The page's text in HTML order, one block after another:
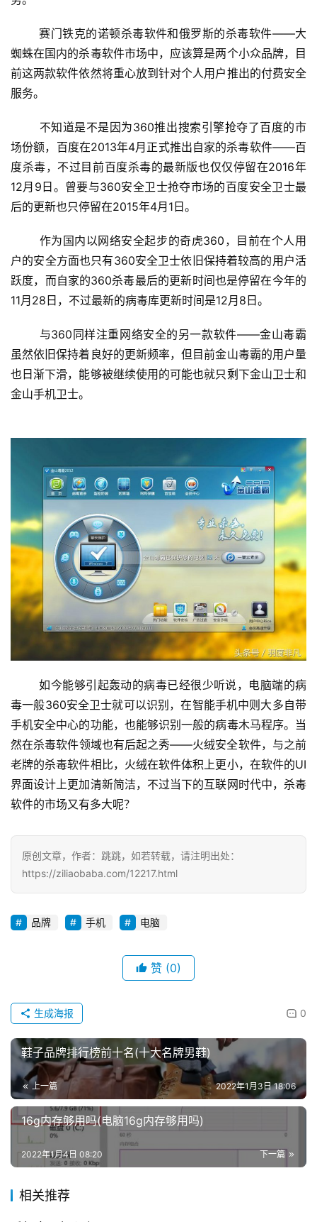
稿
每
诗
	赛门铁克的诺顿杀毒软件和俄罗斯的杀毒软件——大
蜘蛛在国内的杀毒软件市场中，应该算是两个小众品牌，目
前这两款软件依然将重心放到针对个人用户推出的付费安全
服务。
场份额，百度在2013年4月正式推出自家的杀毒软件——百
度杀毒，不过目前百度杀毒的最新版也仅仅停留在2016年
12月9日。曾要与360安全卫士抢夺市场的百度安全卫士最
后的更新也只停留在2015年4月1日。
户的安全方面也只有360安全卫士依旧保持着较高的用户活
跃度，而自家的360杀毒最后的更新时间也是停留在今年的
11月28日，不过最新的病毒库更新时间是12月8日。
虽然依旧保持着良好的更新频率，但目前金山毒霸的用户量
也日渐下滑，能够被继续使用的可能也就只剩下金山卫士和
金山手机卫士。
	如今能够引起轰动的病毒已经很少听说，电脑端的病
毒一般360安全卫士就可以识别，在智能手机中则大多自带
手机安全中心的功能，也能够识别一般的病毒木马程序。当
然在杀毒软件领域也有后起之秀——火绒安全软件，与之前
老牌的杀毒软件相比，火绒在软件体积上更小，在软件的UI
界面设计上更加清新简洁，不过当下的互联网时代中，杀毒
软件的市场又有多大呢？
原创文章，作者：跳跳，如若转载，请注明出处：
https://ziliaobaba.com/12217.html
品牌 手机 电脑
赞 (0)
0
生成海报
鞋子品牌排行榜前十名(十大名牌男鞋)
上一篇 2022年1月3日 18:06
16g内存够用吗(电脑16g内存够用吗)
下一篇
2022年1月4日 08:20
相关推荐